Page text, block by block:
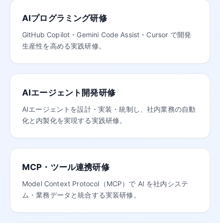
AIプログラミング研修
GitHub Copilot・Gemini Code Assist・Cursor で開発
生産性を高める実践研修。
AIエージェント開発研修
AIエージェントを設計・実装・統制し、社内業務の自動
化と内製化を実現する実践研修。
MCP・ツール連携研修
Model Context Protocol（MCP）で AI を社内システ
ム・業務データと統合する実装研修。